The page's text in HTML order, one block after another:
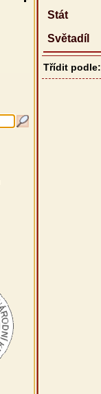
Stát
Světadíl
Třídit podle: